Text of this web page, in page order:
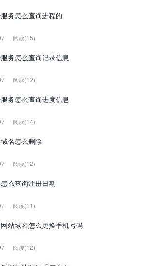
务怎么查询进程的
阅读(15)
务怎么查询记录信息
阅读(12)
务怎么查询进度信息
阅读(14)
名怎么删除
阅读(12)
么查询注册日期
阅读(11)
站域名怎么更换手机号码
阅读(12)